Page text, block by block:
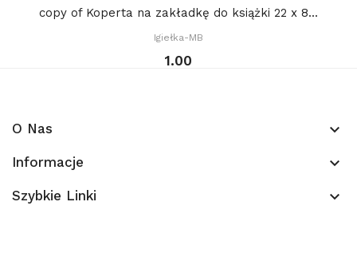
copy of Koperta na zakładkę do książki 22 x 8...
Igiełka-MB
1.00
O Nas keyboard_arrow_down
Informacje keyboard_arrow_down
Szybkie Linki keyboard_arrow_down